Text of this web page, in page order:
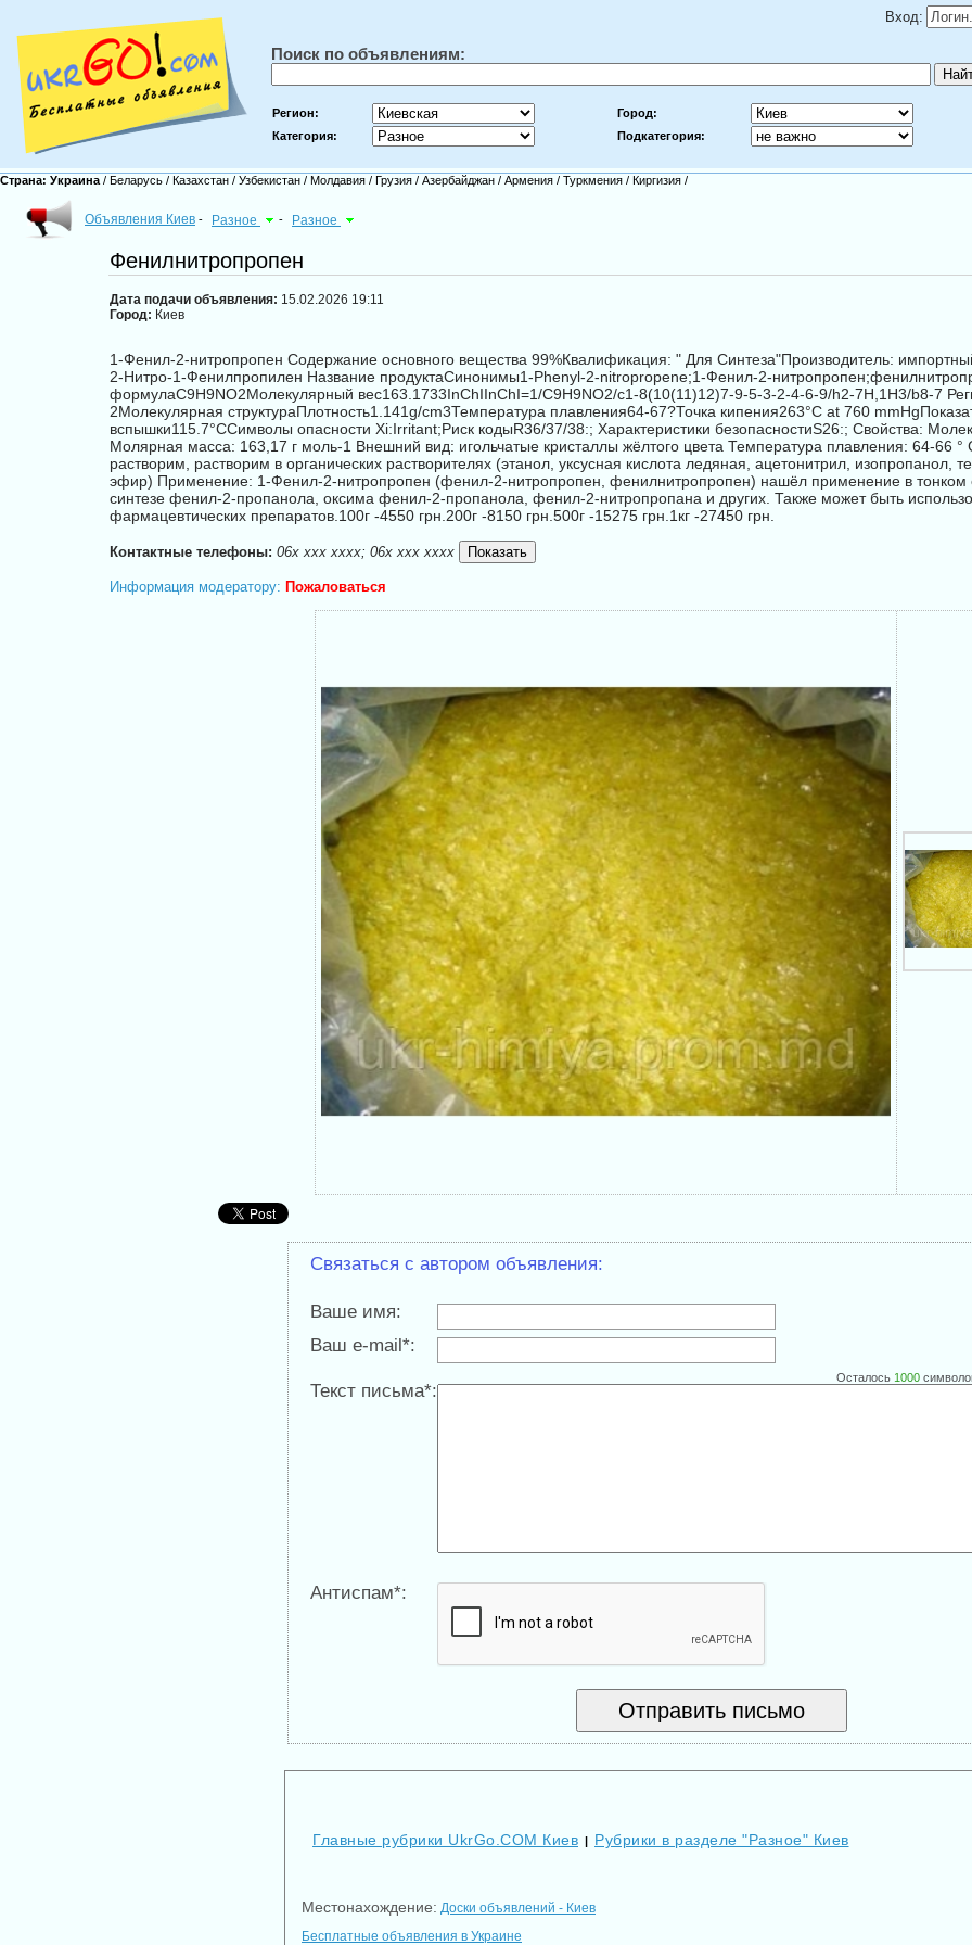
Вход:
Поиск по объявлениям:
Регион:
Город:
Категория:
Подкатегория:
Страна: Украина / Беларусь / Казахстан / Узбекистан / Молдавия / Грузия / Азербайджан / Армения / Туркмения / Киргизия /
Объявления Киев - Разное - Разное
Фенилнитропропен
Дата подачи объявления: 15.02.2026 19:11
Город: Киев
1-Фенил-2-нитропропен Содержание основного вещества 99%Квалификация: " Для Синтеза"Производитель:
2-Нитро-1-Фенилпропилен Название продуктаСинонимы1-Phenyl-2-nitropropene;1-Фенил-2-
формулаC9H9NO2Молекулярный вес163.1733InChIInChI=1/C9H9NO2/c1-8(10(11)12)7-9-5-3-2-4-6-9/h2-7H,1H3/b8-7
2Молекулярная структураПлотность1.141g/cm3Температура плавления64-67?Точка кипения263°C at 760
вспышки115.7°CСимволы опасности Xi:Irritant;Риск кодыR36/37/38:; Характеристики безопасностиS26:; Свойства:
Молярная масса: 163,17 г моль-1 Внешний вид: игольчатые кристаллы жёлтого цвета Температура плавления: 64-66 °
растворим, растворим в органических растворителях (этанол, уксусная кислота ледяная, ацетонитрил, изопропанол,
эфир) Применение: 1-Фенил-2-нитропропен (фенил-2-нитропропен, фенилнитропропен) нашёл применение в тонком
синтезе фенил-2-пропанола, оксима фенил-2-пропанола, фенил-2-нитропропана и других. Также может быть
фармацевтических препаратов.100г -4550 грн.200г -8150 грн.500г -15275 грн.1кг -27450 грн.
Контактные телефоны: 06x xxx xxxx; 06x xxx xxxx
Информация модератору: Пожаловаться
Связаться с автором объявления:
Ваше имя:
Ваш e-mail*:
Текст письма*:
Осталось 1000
Антиспам*:
Главные рубрики UkrGo.COM Киев | Рубрики в разделе "Разное" Киев
Местонахождение: Доски объявлений - Киев
Бесплатные объявления в Украине